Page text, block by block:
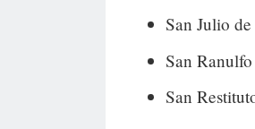
San Julio
San
San